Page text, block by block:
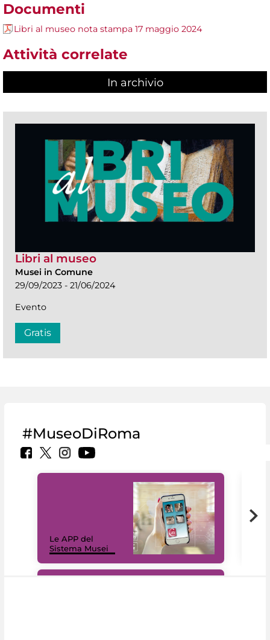
Documenti
Libri al museo nota stampa 17 maggio 2024
Attività correlate
In archivio
Libri al museo
Musei in Comune
29/09/2023 - 21/06/2024
Evento
Gratis
#MuseoDiRoma
Le APP del
Sistema Musei